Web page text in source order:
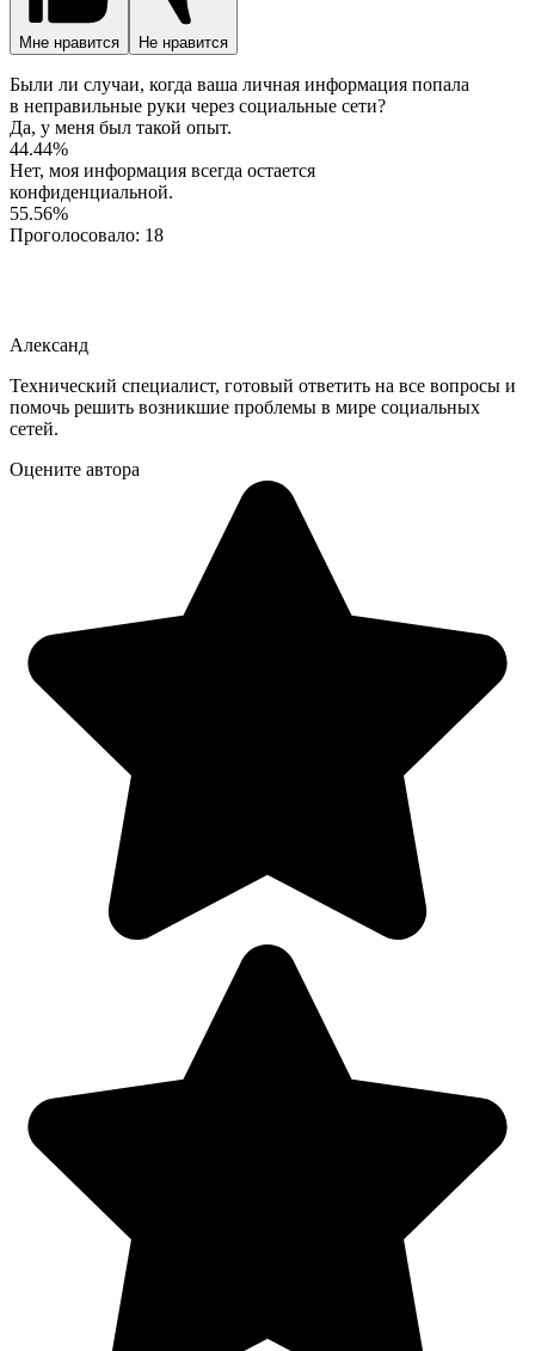
Мне нравится Не нравится
Были ли случаи, когда ваша личная информация попала
в неправильные руки через социальные сети?
Да, у меня был такой опыт.
44.44%
Нет, моя информация всегда остается
конфиденциальной.
55.56%
Проголосовало: 18
Александ
Технический специалист, готовый ответить на все вопросы и
помочь решить возникшие проблемы в мире социальных
сетей.
Оцените автора